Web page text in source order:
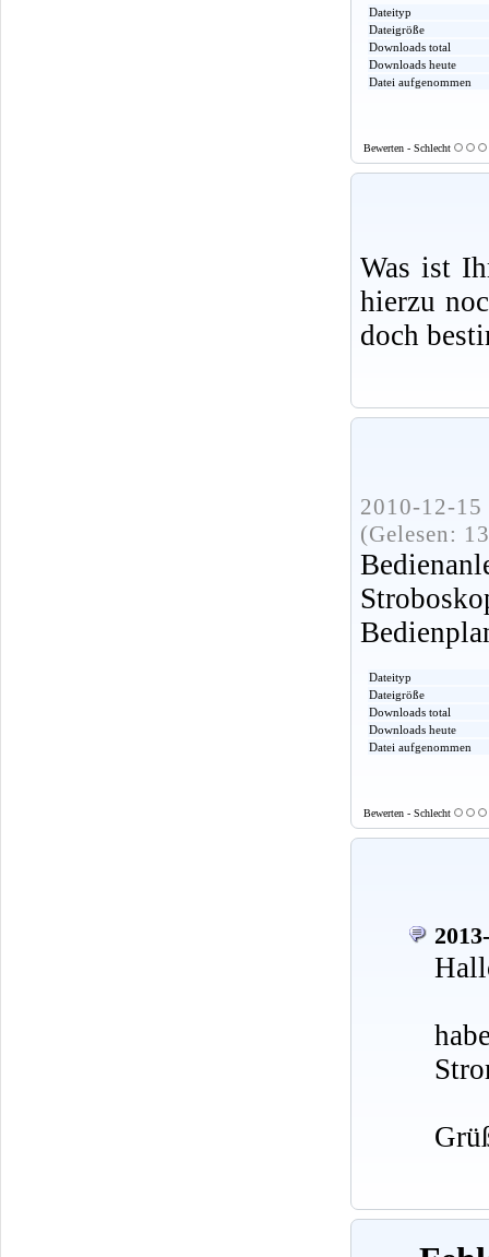
Dateityp
Dateigröße
Downloads total
Downloads heute
Datei aufgenommen
Bewerten - Schlecht
Was ist
hierzu
doch
2010-12-
(Gelesen:
Dateityp
Dateigröße
Downloads total
Downloads heute
Datei aufgenommen
Bewerten - Schlecht